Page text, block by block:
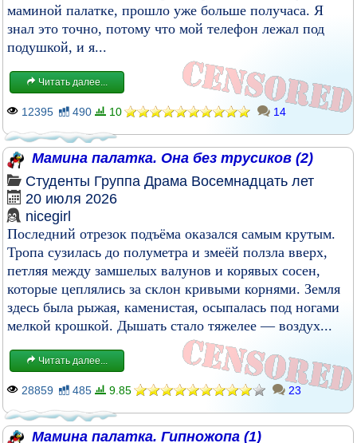
маминой палатке, прошло уже больше получаса. Я
знал это точно, потому что мой телефон лежал под
подушкой, и я...
Читать далее...
12395 490 10 14
Мамина палатка. Она без трусиков (2)
Студенты Группа Драма Восемнадцать лет
20 июля 2026
nicegirl
Последний отрезок подъёма оказался самым крутым.
Тропа сузилась до полуметра и змеёй ползла вверх,
петляя между замшелых валунов и корявых сосен,
которые цеплялись за склон кривыми корнями. Земля
здесь была рыжая, каменистая, осыпалась под ногами
мелкой крошкой. Дышать стало тяжелее — воздух...
Читать далее...
28859 485 9.85 23
Мамина палатка. Гипножопа (1)